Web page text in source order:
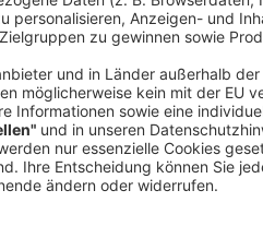
Eine
Streitfälle kann die Bafin